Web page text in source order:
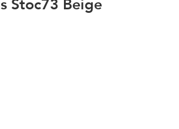
Stoc73 Beige